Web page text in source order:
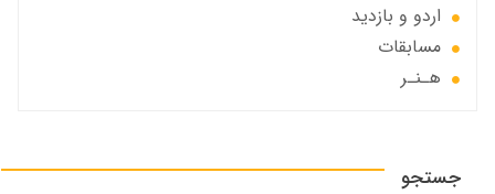
اردو و بازدید
مسابقات
هـنـر
جستجو